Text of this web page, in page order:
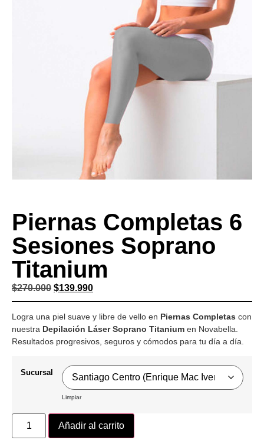
Piernas Completas 6
Sesiones Soprano
Titanium
$270.000 $139.990
Logra una piel suave y libre de vello en Piernas Completas con
nuestra Depilación Láser Soprano Titanium en Novabella.
Resultados progresivos, seguros y cómodos para tu día a día.
Sucursal
Limpiar
Añadir al carrito